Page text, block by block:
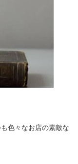
色々なお店の素敵な